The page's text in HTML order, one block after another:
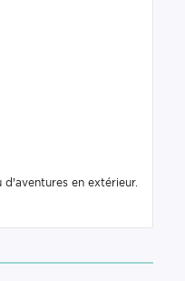
en extérieur.